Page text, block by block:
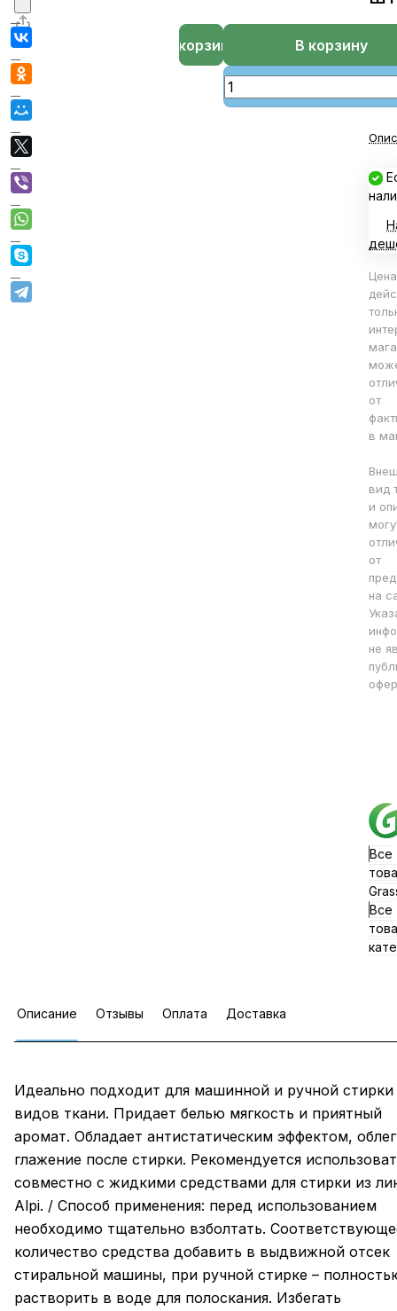
В корзину
В корзине
Цена
от
в
вид
и
от
на
не
Все
Все
Описание Отзывы Оплата Доставка
Идеально подходит для машинной и ручной стирки
видов ткани. Придает белью мягкость и приятный
аромат. Обладает антистатическим эффектом,
глажение после стирки. Рекомендуется
совместно с жидкими средствами для стирки из
Alpi. / Способ применения: перед использованием
необходимо тщательно взболтать.
количество средства добавить в выдвижной отсек
стиральной машины, при ручной стирке –
растворить в воде для полоскания. Избегать